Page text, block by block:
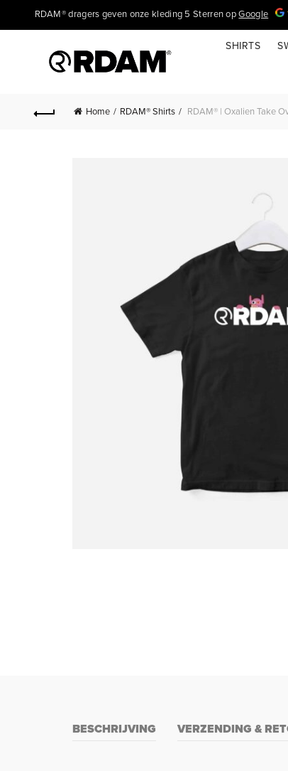
RDAM® dragers geven onze kleding 5 Sterren opGoogle
SHIRTS
Home RDAM® Shirts RDAM® | Oxalien Take
BESCHRIJVING VERZENDING &